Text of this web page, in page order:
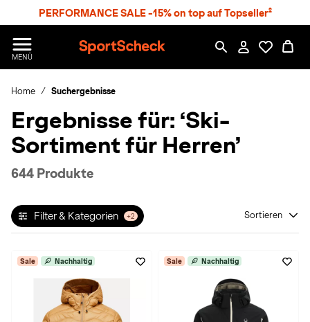
PERFORMANCE SALE -15% on top auf Topseller²
MENÜ
p
r
S
h
c
Home Suchergebnisse
Ergebnisse für: ‘Ski-
Sortiment für Herren’
644 Produkte
Filter & Kategorien +2 Sortieren
Sale Nachhaltig Sale Nachhaltig